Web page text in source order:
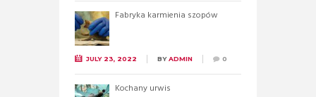
Fabryka karmienia szopów
JULY 23, 2022 BYADMIN 0
Kochany urwis